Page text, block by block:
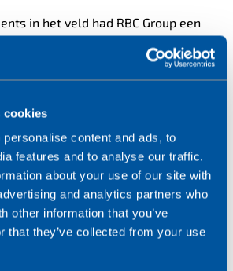
cookies
content and ads, to
features and to analyse our traffic.
about your use of our site with
and analytics partners who
other information that you’ve
that they’ve collected from your use
in het veld had RBC Group een
manier nodig om SIM’s en
SIMProkan het
en activeren,
en alerts instellen,
per SIM inzien,
met volledige controle over het